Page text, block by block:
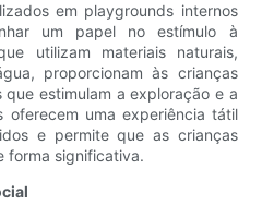
em playgrounds internos
um papel no estímulo à
utilizam materiais naturais,
proporcionam às crianças
que estimulam a exploração e a
oferecem uma experiência tátil
e permite que as crianças
forma significativa.